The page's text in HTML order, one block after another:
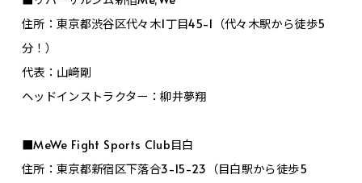
住所：東京都渋谷区代々木1丁目45-1（代々木駅から徒歩5
分！）
代表：山﨑剛
ヘッドインストラクター：柳井夢翔
■MeWe Fight Sports Club目白
住所：東京都新宿区下落合3-15-23（目白駅から徒歩5